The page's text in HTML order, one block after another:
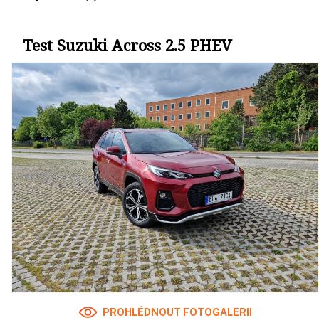
Test Suzuki Across 2.5 PHEV
PROHLÉDNOUT FOTOGALERII